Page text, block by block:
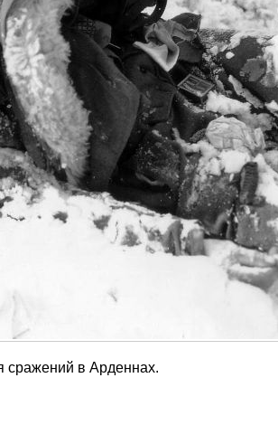
сражений в Арденнах.